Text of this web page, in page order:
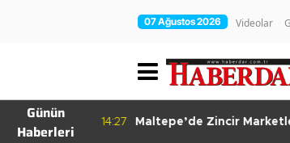
07 Ağustos 2026 Videolar
Günün
Haberleri
14:27
Maltepe’de Zincir